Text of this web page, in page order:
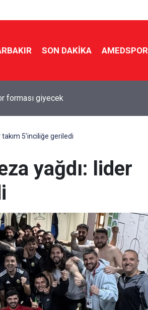
SON DAKIKA AMEDSPOR
forması giyecek
5’inciliğe geriledi
yağdı: lider